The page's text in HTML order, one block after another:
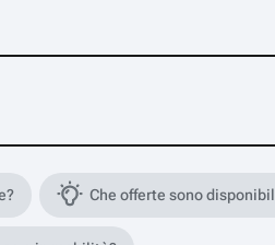
Che offerte sono